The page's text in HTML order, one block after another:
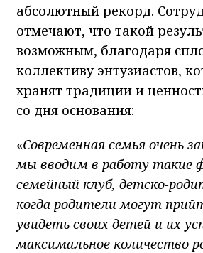
абсолютный рекорд.
отмечают, что такой
возможным, благодаря
коллективу энтузиастов,
хранят традиции и
со дня основания:
«Современная семья очень
мы вводим в работу такие
семейный клуб, детско-
когда родители могут
увидеть своих детей и их
максимальное количество